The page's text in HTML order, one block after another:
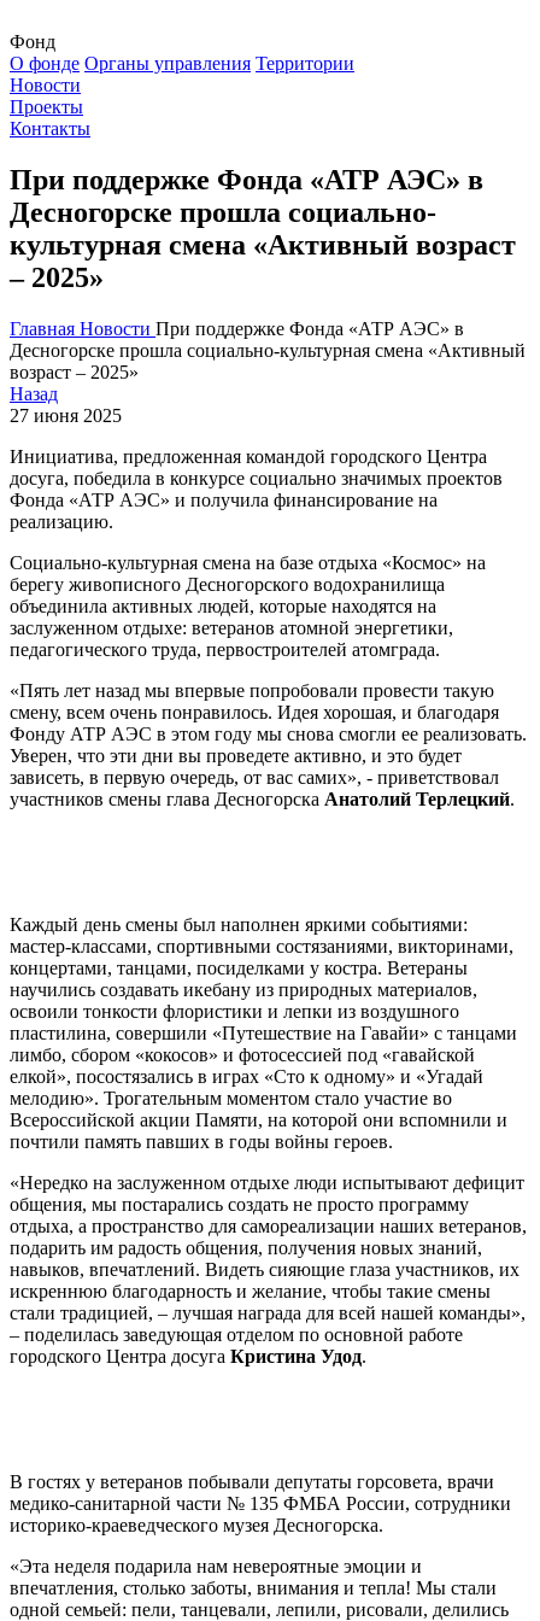
Фонд
О фонде Органы управления Территории
Новости
Проекты
Контакты
При поддержке Фонда «АТР АЭС» в
Десногорске прошла социально-
культурная смена «Активный возраст
– 2025»
Главная Новости При поддержке Фонда «АТР АЭС» в
Десногорске прошла социально-культурная смена «Активный
возраст – 2025»
Назад
27 июня 2025
Инициатива, предложенная командой городского Центра
досуга, победила в конкурсе социально значимых проектов
Фонда «АТР АЭС» и получила финансирование на
реализацию.
Социально-культурная смена на базе отдыха «Космос» на
берегу живописного Десногорского водохранилища
объединила активных людей, которые находятся на
заслуженном отдыхе: ветеранов атомной энергетики,
педагогического труда, первостроителей атомграда.
«Пять лет назад мы впервые попробовали провести такую
смену, всем очень понравилось. Идея хорошая, и благодаря
Фонду АТР АЭС в этом году мы снова смогли ее реализовать.
Уверен, что эти дни вы проведете активно, и это будет
зависеть, в первую очередь, от вас самих», - приветствовал
участников смены глава Десногорска Анатолий Терлецкий.
Каждый день смены был наполнен яркими событиями:
мастер-классами, спортивными состязаниями, викторинами,
концертами, танцами, посиделками у костра. Ветераны
научились создавать икебану из природных материалов,
освоили тонкости флористики и лепки из воздушного
пластилина, совершили «Путешествие на Гавайи» с танцами
лимбо, сбором «кокосов» и фотосессией под «гавайской
елкой», посостязались в играх «Сто к одному» и «Угадай
мелодию». Трогательным моментом стало участие во
Всероссийской акции Памяти, на которой они вспомнили и
почтили память павших в годы войны героев.
«Нередко на заслуженном отдыхе люди испытывают дефицит
общения, мы постарались создать не просто программу
отдыха, а пространство для самореализации наших ветеранов,
подарить им радость общения, получения новых знаний,
навыков, впечатлений. Видеть сияющие глаза участников, их
искреннюю благодарность и желание, чтобы такие смены
стали традицией, – лучшая награда для всей нашей команды»,
– поделилась заведующая отделом по основной работе
городского Центра досуга Кристина Удод.
В гостях у ветеранов побывали депутаты горсовета, врачи
медико-санитарной части № 135 ФМБА России, сотрудники
историко-краеведческого музея Десногорска.
«Эта неделя подарила нам невероятные эмоции и
впечатления, столько заботы, внимания и тепла! Мы стали
одной семьей: пели, танцевали, лепили, рисовали, делились